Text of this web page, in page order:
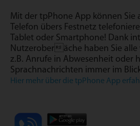
Mit der tpPhone App können Sie
Telefon übers Festnetz
Tablet oder Smartphone! Dank
Nutzeroberäche haben Sie
z.B. Anrufe in Abwesenheit oder
Sprachnachrichten immer im
Hier mehr über die tpPhone App